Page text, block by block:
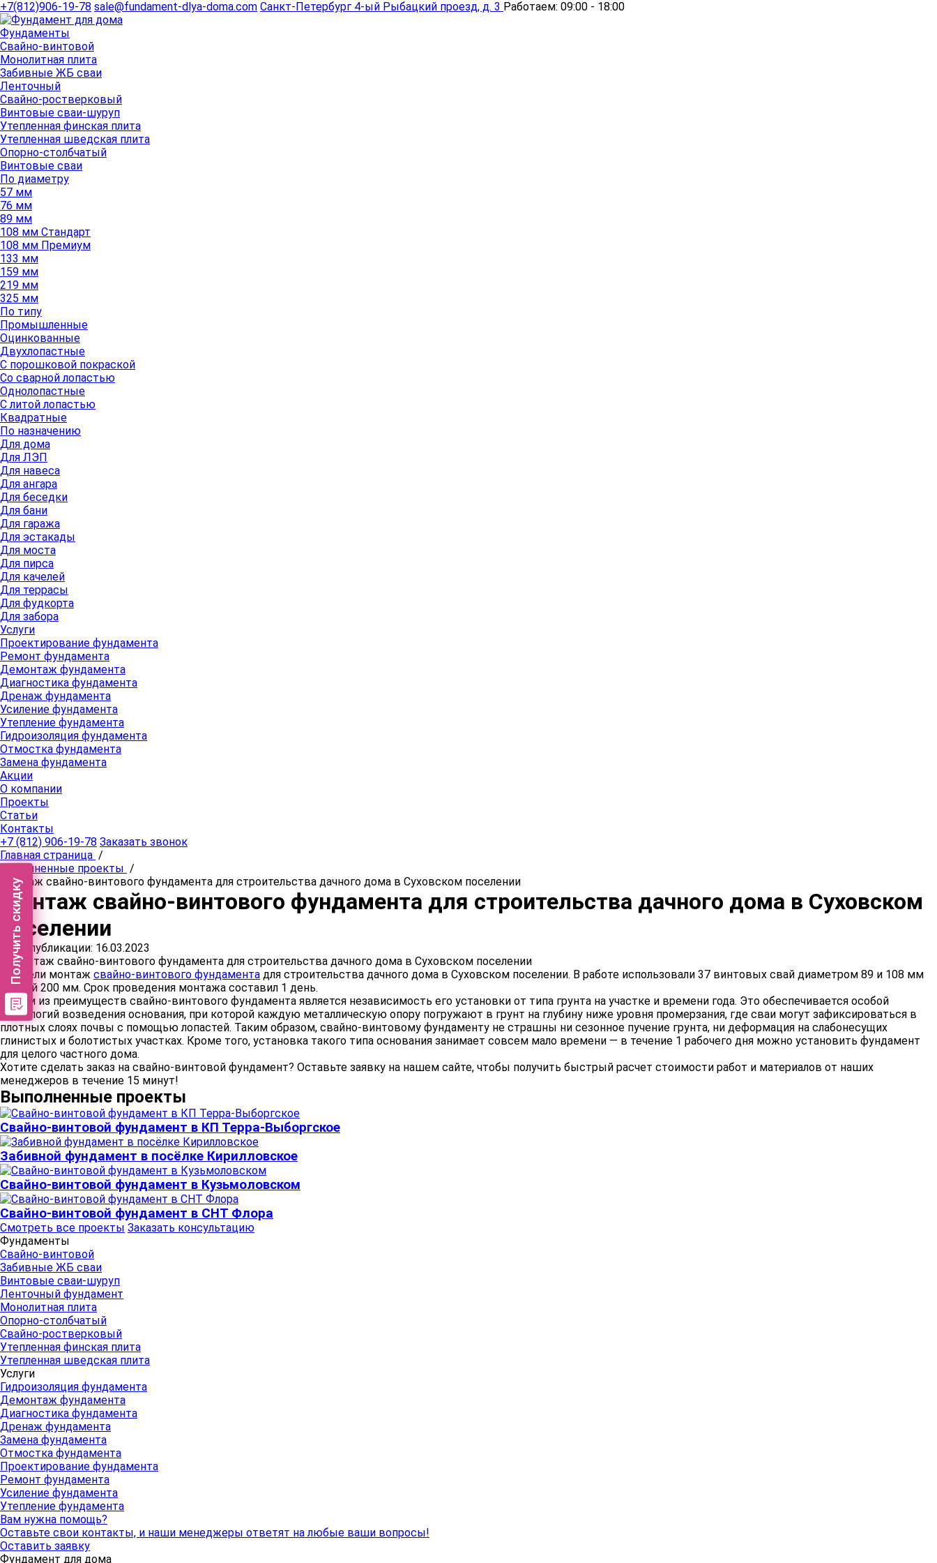
+7(812)906-19-78 sale@fundament-dlya-doma.com Санкт-Петербург 4-ый Рыбацкий проезд, д. 3 Работаем: 09:00 - 18:00
Фундаменты
Свайно-винтовой
Монолитная плита
Забивные ЖБ сваи
Ленточный
Свайно-ростверковый
Винтовые сваи-шуруп
Утепленная финская плита
Утепленная шведская плита
Опорно-столбчатый
Винтовые сваи
По диаметру
57 мм
76 мм
89 мм
108 мм Стандарт
108 мм Премиум
133 мм
159 мм
219 мм
325 мм
По типу
Промышленные
Оцинкованные
Двухлопастные
С порошковой покраской
Со сварной лопастью
Однолопастные
С литой лопастью
Квадратные
По назначению
Для дома
Для ЛЭП
Для навеса
Для ангара
Для беседки
Для бани
Для гаража
Для эстакады
Для моста
Для пирса
Для качелей
Для террасы
Для фудкорта
Для забора
Услуги
Проектирование фундамента
Ремонт фундамента
Демонтаж фундамента
Диагностика фундамента
Дренаж фундамента
Усиление фундамента
Утепление фундамента
Гидроизоляция фундамента
Отмостка фундамента
Замена фундамента
Акции
О компании
Проекты
Статьи
Контакты
+7 (812) 906-19-78 Заказать звонок
Главная страница /
Выполненные проекты /
Монтаж свайно-винтового фундамента для строительства дачного дома в Суховском поселении
Монтаж свайно-винтового фундамента для строительства дачного дома в Суховском
поселении
Дата публикации: 16.03.2023
Провели монтаж свайно-винтового фундамента для строительства дачного дома в Суховском поселении. В работе использовали 37 винтовых свай диаметром 89 и 108 мм
длиной 200 мм. Срок проведения монтажа составил 1 день.
Одним из преимуществ свайно-винтового фундамента является независимость его установки от типа грунта на участке и времени года. Это обеспечивается особой
технологий возведения основания, при которой каждую металлическую опору погружают в грунт на глубину ниже уровня промерзания, где сваи могут зафиксироваться в
плотных слоях почвы с помощью лопастей. Таким образом, свайно-винтовому фундаменту не страшны ни сезонное пучение грунта, ни деформация на слабонесущих
глинистых и болотистых участках. Кроме того, установка такого типа основания занимает совсем мало времени — в течение 1 рабочего дня можно установить фундамент
для целого частного дома.
Хотите сделать заказ на свайно-винтовой фундамент? Оставьте заявку на нашем сайте, чтобы получить быстрый расчет стоимости работ и материалов от наших
менеджеров в течение 15 минут!
Выполненные проекты
Свайно-винтовой фундамент в КП Терра-Выборгское
Забивной фундамент в посёлке Кирилловское
Свайно-винтовой фундамент в Кузьмоловском
Свайно-винтовой фундамент в СНТ Флора
Смотреть все проекты Заказать консультацию
Фундаменты
Свайно-винтовой
Забивные ЖБ сваи
Винтовые сваи-шуруп
Ленточный фундамент
Монолитная плита
Опорно-столбчатый
Свайно-ростверковый
Утепленная финская плита
Утепленная шведская плита
Услуги
Гидроизоляция фундамента
Демонтаж фундамента
Диагностика фундамента
Дренаж фундамента
Замена фундамента
Отмостка фундамента
Проектирование фундамента
Ремонт фундамента
Усиление фундамента
Утепление фундамента
Вам нужна помощь?
Оставьте свои контакты, и наши менеджеры ответят на любые ваши вопросы!
Оставить заявку
Фундамент для дома
Получить скидку